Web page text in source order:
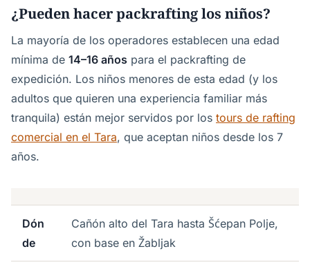
¿Pueden hacer packrafting los niños?
La mayoría de los operadores establecen una edad
mínima de 14–16 años para el packrafting de
expedición. Los niños menores de esta edad (y los
adultos que quieren una experiencia familiar más
tranquila) están mejor servidos por los tours de rafting
comercial en el Tara, que aceptan niños desde los 7
años.
Dón
de
Cañón alto del Tara hasta Šćepan Polje,
con base en Žabljak